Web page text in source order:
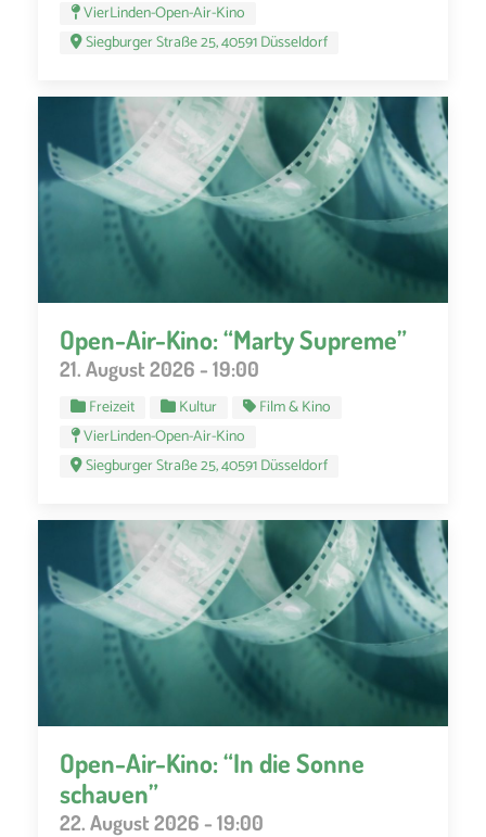
VierLinden-Open-Air-Kino
Siegburger Straße 25, 40591 Düsseldorf
Open-Air-Kino: “Marty Supreme”
21. August 2026 - 19:00
Freizeit Kultur
Film & Kino
VierLinden-Open-Air-Kino
Siegburger Straße 25, 40591 Düsseldorf
Open-Air-Kino: “In die Sonne
schauen”
22. August 2026 - 19:00